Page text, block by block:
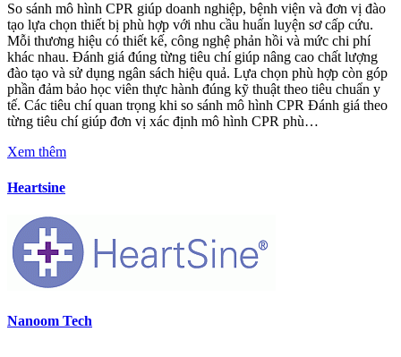
So sánh mô hình CPR giúp doanh nghiệp, bệnh viện và đơn vị đào
tạo lựa chọn thiết bị phù hợp với nhu cầu huấn luyện sơ cấp cứu.
Mỗi thương hiệu có thiết kế, công nghệ phản hồi và mức chi phí
khác nhau. Đánh giá đúng từng tiêu chí giúp nâng cao chất lượng
đào tạo và sử dụng ngân sách hiệu quả. Lựa chọn phù hợp còn góp
phần đảm bảo học viên thực hành đúng kỹ thuật theo tiêu chuẩn y
tế. Các tiêu chí quan trọng khi so sánh mô hình CPR Đánh giá theo
từng tiêu chí giúp đơn vị xác định mô hình CPR phù…
Xem thêm
Heartsine
Nanoom Tech